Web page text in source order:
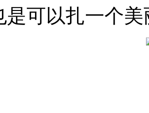
是可以扎一个